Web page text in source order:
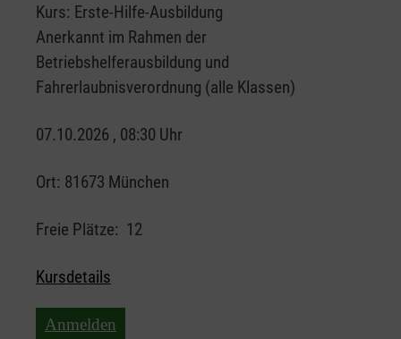
Kurs: Erste-Hilfe-Ausbildung
Anerkannt im Rahmen der
Betriebshelferausbildung und
Fahrerlaubnisverordnung (alle Klassen)
07.10.2026 , 08:30 Uhr
Ort: 81673 München
Freie Plätze: 12
Kursdetails
Anmelden